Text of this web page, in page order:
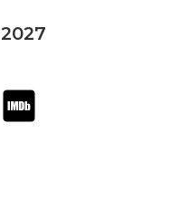
2027